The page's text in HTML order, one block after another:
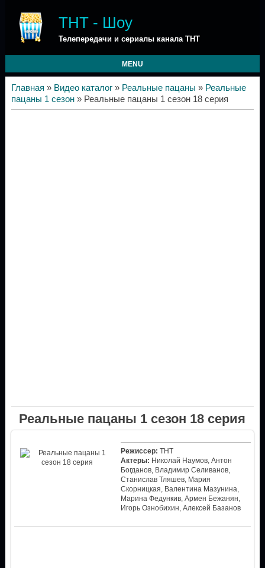
ТНТ - Шоу
Телепередачи и сериалы канала ТНТ
MENU
Главная » Видео каталог» Реальные пацаны » Реальные
пацаны 1 сезон» Реальные пацаны 1 сезон 18 серия
Реальные пацаны 1 сезон 18 серия
Режиссер: ТНТ
Актеры: Николай Наумов, Антон
Богданов, Владимир Селиванов,
Станислав Тляшев, Мария
Скорницкая, Валентина Мазунина,
Марина Федункив, Армен Бежанян,
Игорь Ознобихин, Алексей Базанов